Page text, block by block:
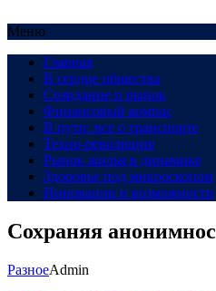
Меню
Главная
В сердце общества
Созидание и рынок
Финансовый компас
В пути: все о транспорте
Техно-революция
Рынок жилья в динамике
Здоровье под микроскопом
Инновации и возможности
Сохраняя
РазноеAdmin